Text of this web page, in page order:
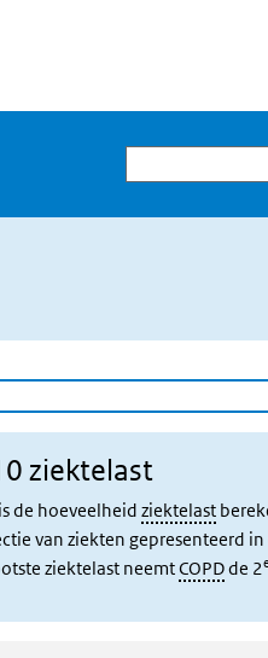
Zoeken
ziektelast
de hoeveelheid ziektelast
van ziekten gepresenteerd in
ziektelast neemtCOPDde 2